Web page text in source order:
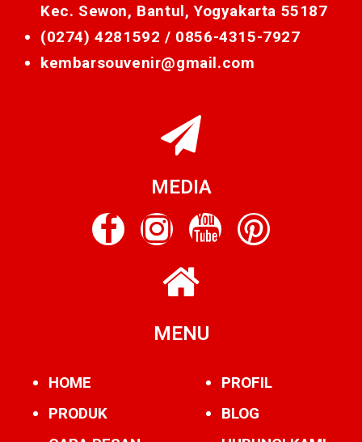
Kec. Sewon, Bantul, Yogyakarta 55187
(0274) 4281592 / 0856-4315-7927
kembarsouvenir@gmail.com
MEDIA
MENU
HOME
PRODUK
PROFIL
BLOG